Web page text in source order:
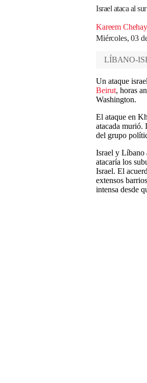
Israel ataca al
Kareem
Miércoles, 03
LÍBANO-
Un ataque
Beirut, horas
Washington.
El ataque en
atacada murió.
del grupo
Israel y Líbano
atacaría los
Israel. El
extensos
intensa desde